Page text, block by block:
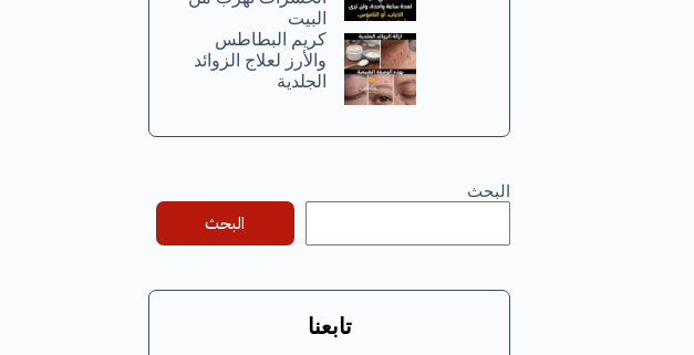
البيت
كريم البطاطس
والأرز لعلاج الزوائد
الجلدية
البحث
البحث
تابعنا